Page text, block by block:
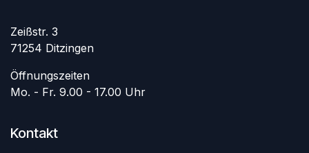
Zeißstr. 3
71254 Ditzingen
Öffnungszeiten
Mo. - Fr. 9.00 - 17.00 Uhr
Kontakt